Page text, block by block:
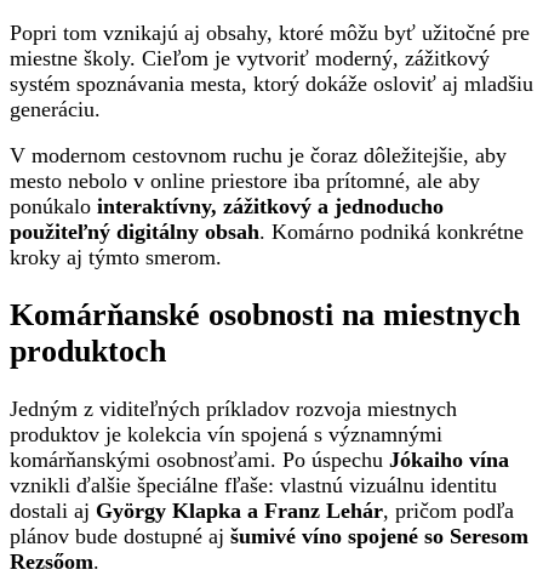
Popri tom vznikajú aj obsahy, ktoré môžu byť užitočné pre
miestne školy. Cieľom je vytvoriť moderný, zážitkový
systém spoznávania mesta, ktorý dokáže osloviť aj mladšiu
generáciu.
V modernom cestovnom ruchu je čoraz dôležitejšie, aby
mesto nebolo v online priestore iba prítomné, ale aby
ponúkalo interaktívny, zážitkový a jednoducho
použiteľný digitálny obsah. Komárno podniká konkrétne
kroky aj týmto smerom.
Komárňanské osobnosti na miestnych
produktoch
Jedným z viditeľných príkladov rozvoja miestnych
produktov je kolekcia vín spojená s významnými
komárňanskými osobnosťami. Po úspechu Jókaiho vína
vznikli ďalšie špeciálne fľaše: vlastnú vizuálnu identitu
dostali aj György Klapka a Franz Lehár, pričom podľa
plánov bude dostupné aj šumivé víno spojené so Seresom
Rezsőom.